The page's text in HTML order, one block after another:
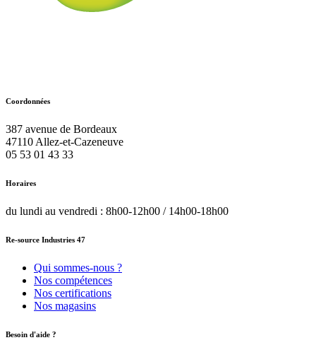
Coordonnées
387 avenue de Bordeaux
47110 Allez-et-Cazeneuve
05 53 01 43 33
Horaires
du lundi au vendredi : 8h00-12h00 / 14h00-18h00
Re-source Industries 47
Qui sommes-nous ?
Nos compétences
Nos certifications
Nos magasins
Besoin d'aide ?